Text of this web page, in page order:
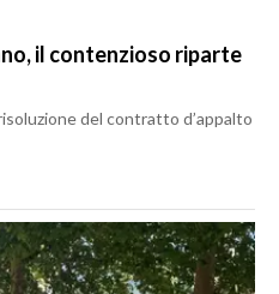
il contenzioso riparte
del contratto d’appalto